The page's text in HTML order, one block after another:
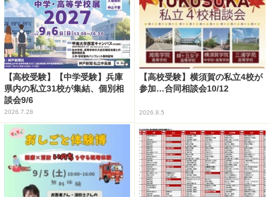
【高校受験】【中学受験】兵庫
県内の私立31校が集結、個別相
談会9/6
2026.7.28
【高校受験】横須賀の私立4校が
参加…合同相談会10/12
2026.8.5